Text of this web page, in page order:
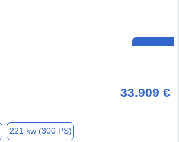
33.909 €
221 kw (300 PS)